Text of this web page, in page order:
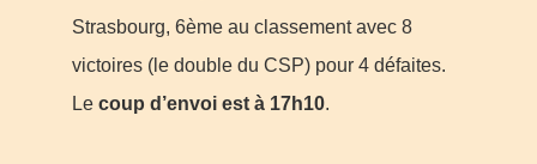
Strasbourg, 6ème au classement avec 8
victoires (le double du CSP) pour 4 défaites.
Le coup d’envoi est à 17h10.